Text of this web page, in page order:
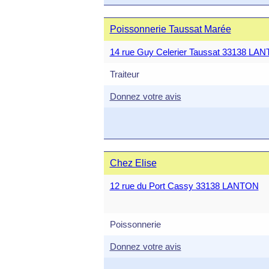
Poissonnerie Taussat Marée
14 rue Guy Celerier Taussat 33138
Traiteur
Donnez votre avis
Chez Elise
12 rue du Port Cassy 33138 LANTON
Poissonnerie
Donnez votre avis